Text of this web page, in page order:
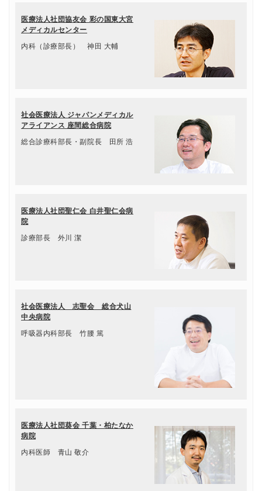
医療法人社団協友会 彩の国東大宮
メディカルセンター
内科（診療部長） 神田 大輔
社会医療法人 ジャパンメディカル
アライアンス 座間総合病院
総合診療科部長・副院長 田所 浩
医療法人社団聖仁会 白井聖仁会病
院
診療部長 外川 潔
社会医療法人 志聖会 総合犬山
中央病院
呼吸器内科部長 竹腰 篤
医療法人社団葵会 千葉・柏たなか
病院
内科医師 青山 敬介